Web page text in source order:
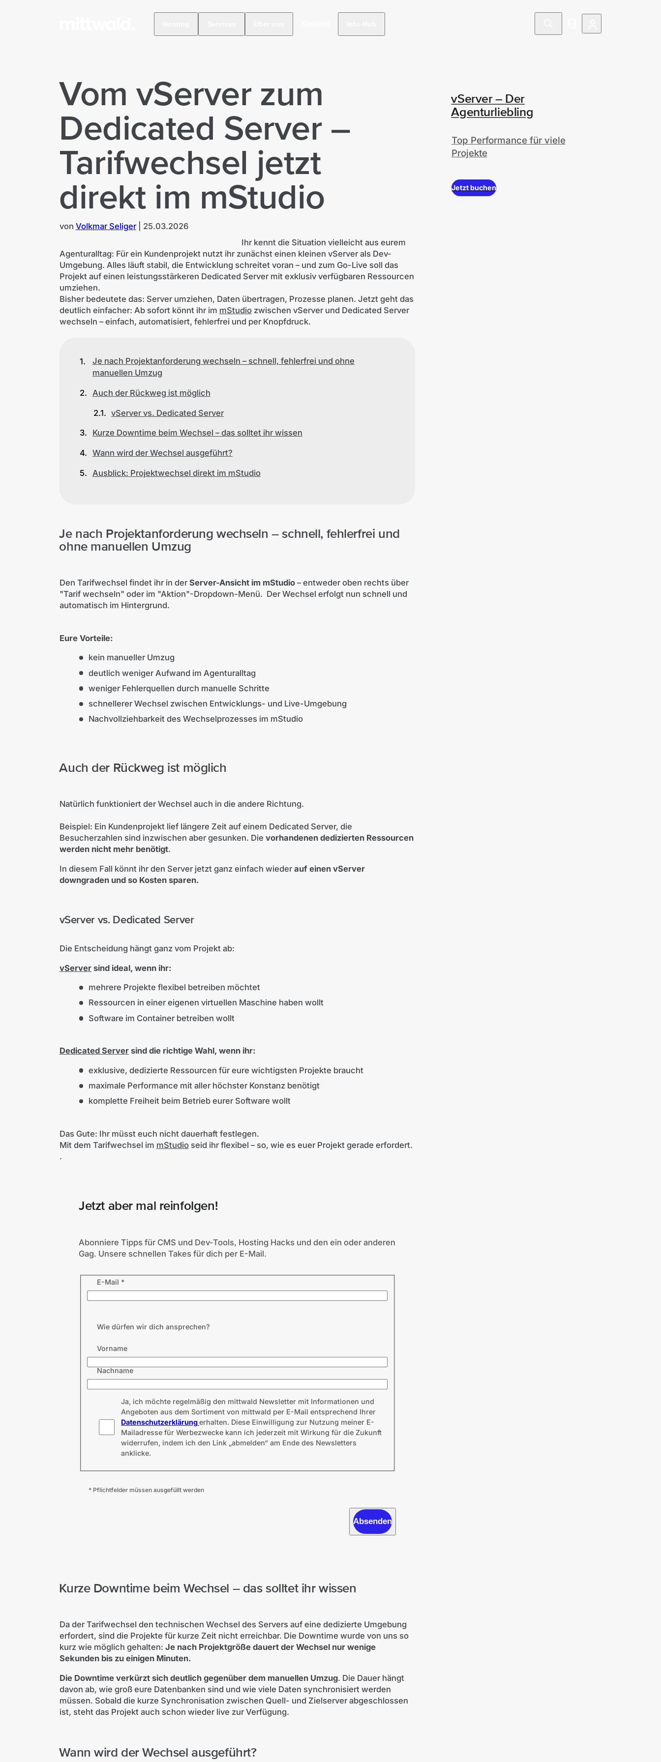
Vom vServer zum
Dedicated Server –
Tarifwechsel jetzt
direkt im mStudio
von Volkmar Seliger| 25.03.2026
Ihr kennt die Situation vielleicht aus eurem
Agenturalltag: Für ein Kundenprojekt nutzt ihr zunächst einen kleinen vServer als Dev-
Umgebung. Alles läuft stabil, die Entwicklung schreitet voran – und zum Go-Live soll das
Projekt auf einen leistungsstärkeren Dedicated Server mit exklusiv verfügbaren Ressourcen
umziehen.
Bisher bedeutete das: Server umziehen, Daten übertragen, Prozesse planen. Jetzt geht das
deutlich einfacher: Ab sofort könnt ihr im mStudiozwischen vServer und Dedicated Server
wechseln – einfach, automatisiert, fehlerfrei und per Knopfdruck.
Je nach Projektanforderung wechseln – schnell, fehlerfrei und ohne
manuellen Umzug
Auch der Rückweg ist möglich
vServer vs. Dedicated Server
Kurze Downtime beim Wechsel – das solltet ihr wissen
Wann wird der Wechsel ausgeführt?
Ausblick: Projektwechsel direkt im mStudio
Je nach Projektanforderung wechseln – schnell, fehlerfrei und
ohne manuellen Umzug
Den Tarifwechsel findet ihr in der Server-Ansicht im mStudio – entweder oben rechts über
"Tarif wechseln" oder im "Aktion"-Dropdown-Menü. Der Wechsel erfolgt nun schnell und
automatisch im Hintergrund.
Eure Vorteile:
kein manueller Umzug
deutlich weniger Aufwand im Agenturalltag
weniger Fehlerquellen durch manuelle Schritte
schnellerer Wechsel zwischen Entwicklungs- und Live-Umgebung
Nachvollziehbarkeit des Wechselprozesses im mStudio
Auch der Rückweg ist möglich
Natürlich funktioniert der Wechsel auch in die andere Richtung.
Beispiel: Ein Kundenprojekt lief längere Zeit auf einem Dedicated Server, die
Besucherzahlen sind inzwischen aber gesunken. Die vorhandenen dedizierten Ressourcen
werden nicht mehr benötigt.
In diesem Fall könnt ihr den Server jetzt ganz einfach wieder auf einen vServer
downgraden und so Kosten sparen.
vServer vs. Dedicated Server
Die Entscheidung hängt ganz vom Projekt ab:
vServersind ideal, wenn ihr:
mehrere Projekte flexibel betreiben möchtet
Ressourcen in einer eigenen virtuellen Maschine haben wollt
Software im Container betreiben wollt
Dedicated Serversind die richtige Wahl, wenn ihr:
exklusive, dedizierte Ressourcen für eure wichtigsten Projekte braucht
maximale Performance mit aller höchster Konstanz benötigt
komplette Freiheit beim Betrieb eurer Software wollt
Das Gute: Ihr müsst euch nicht dauerhaft festlegen.
Mit dem Tarifwechsel im mStudioseid ihr flexibel – so, wie es euer Projekt gerade erfordert.
.
Jetzt aber mal reinfolgen!
Abonniere Tipps für CMS und Dev-Tools, Hosting Hacks und den ein oder anderen
Gag. Unsere schnellen Takes für dich per E-Mail.
E-Mail *
Wie dürfen wir dich ansprechen?
Vorname
Nachname
Ja, ich möchte regelmäßig den mittwald Newsletter mit Informationen und
Angeboten aus dem Sortiment von mittwald per E-Mail entsprechend Ihrer
Datenschutzerklärungerhalten. Diese Einwilligung zur Nutzung meiner E-
Mailadresse für Werbezwecke kann ich jederzeit mit Wirkung für die Zukunft
widerrufen, indem ich den Link „abmelden“ am Ende des Newsletters
anklicke.
* Pflichtfelder müssen ausgefüllt werden
Absenden
Kurze Downtime beim Wechsel – das solltet ihr wissen
Da der Tarifwechsel den technischen Wechsel des Servers auf eine dedizierte Umgebung
erfordert, sind die Projekte für kurze Zeit nicht erreichbar. Die Downtime wurde von uns so
kurz wie möglich gehalten: Je nach Projektgröße dauert der Wechsel nur wenige
Sekunden bis zu einigen Minuten.
Die Downtime verkürzt sich deutlich gegenüber dem manuellen Umzug. Die Dauer hängt
davon ab, wie groß eure Datenbanken sind und wie viele Daten synchronisiert werden
müssen. Sobald die kurze Synchronisation zwischen Quell- und Zielserver abgeschlossen
ist, steht das Projekt auch schon wieder live zur Verfügung.
Wann wird der Wechsel ausgeführt?
vServer – Der
Agenturliebling
Top Performance für viele
Projekte
Jetzt buchen